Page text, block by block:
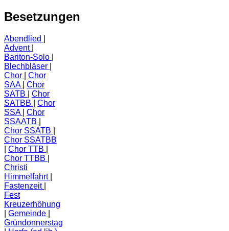
Besetzungen
Abendlied
Advent
Bariton-Solo
Blechbläser
Chor
Chor
SAA
Chor
SATB
Chor
SATBB
Chor
SSA
Chor
SSAATB
Chor SSATB
Chor SSATBB
Chor TTB
Chor TTBB
Christi
Himmelfahrt
Fastenzeit
Fest
Kreuzerhöhung
Gemeinde
Gründonnerstag